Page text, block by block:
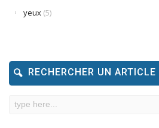
yeux (5)
RECHERCHER UN ARTICLE